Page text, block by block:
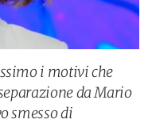
i motivi che
da Mario
smesso di